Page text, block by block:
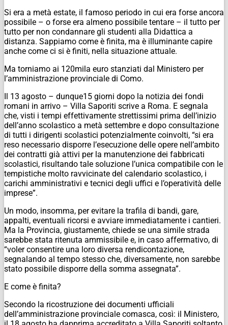
Si era a metà estate, il famoso periodo in cui era forse ancora
possibile – o forse era almeno possibile tentare – il tutto per
tutto per non condannare gli studenti alla Didattica a
distanza. Sappiamo come è finita, ma è illuminante capire
anche come ci si è finiti, nella situazione attuale.
Ma torniamo ai 120mila euro stanziati dal Ministero per
l’amministrazione provinciale di Como.
Il 13 agosto – dunque15 giorni dopo la notizia dei fondi
romani in arrivo – Villa Saporiti scrive a Roma. E segnala
che, visti i tempi effettivamente strettissimi prima dell’inizio
dell’anno scolastico a metà settembre e dopo consultazione
di tutti i dirigenti scolastici potenzialmente coinvolti, “si era
reso necessario disporre l’esecuzione delle opere nell’ambito
dei contratti già attivi per la manutenzione dei fabbricati
scolastici, risultando tale soluzione l’unica compatibile con le
tempistiche molto ravvicinate del calendario scolastico, i
carichi amministrativi e tecnici degli uffici e l’operatività delle
imprese”.
Un modo, insomma, per evitare la trafila di bandi, gare,
appalti, eventuali ricorsi e avviare immediatamente i cantieri.
Ma la Provincia, giustamente, chiede se una simile strada
sarebbe stata ritenuta ammissibile e, in caso affermativo, di
“voler consentire una loro diversa rendicontazione,
segnalando al tempo stesso che, diversamente, non sarebbe
stato possibile disporre della somma assegnata”.
E come è finita?
Secondo la ricostruzione dei documenti ufficiali
dell’amministrazione provinciale comasca, così: il Ministero,